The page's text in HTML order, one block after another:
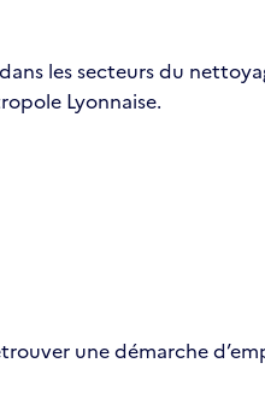
les secteurs du
Lyonnaise.
une démarche